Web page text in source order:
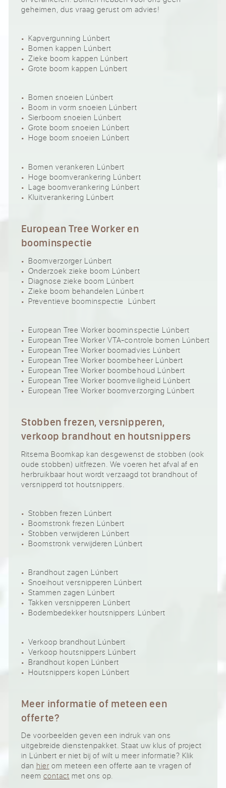
geheimen, dus vraag gerust om advies!
Kapvergunning Lúnbert
Bomen kappen Lúnbert
Zieke boom kappen Lúnbert
Grote boom kappen Lúnbert
Bomen snoeien Lúnbert
Boom in vorm snoeien Lúnbert
Sierboom snoeien Lúnbert
Grote boom snoeien Lúnbert
Hoge boom snoeien Lúnbert
Bomen verankeren Lúnbert
Hoge boomverankering Lúnbert
Lage boomverankering Lúnbert
Kluitverankering Lúnbert
European Tree Worker en
boominspectie
Boomverzorger Lúnbert
Onderzoek zieke boom Lúnbert
Diagnose zieke boom Lúnbert
Zieke boom behandelen Lúnbert
Preventieve boominspectie Lúnbert
European Tree Worker boominspectie Lúnbert
European Tree Worker VTA-controle bomen Lúnbert
European Tree Worker boomadvies Lúnbert
European Tree Worker boombeheer Lúnbert
European Tree Worker boombehoud Lúnbert
European Tree Worker boomveiligheid Lúnbert
European Tree Worker boomverzorging Lúnbert
Stobben frezen, versnipperen,
verkoop brandhout en houtsnippers
Ritsema Boomkap kan desgewenst de stobben (ook
oude stobben) uitfrezen. We voeren het afval af en
herbruikbaar hout wordt verzaagd tot brandhout of
versnipperd tot houtsnippers.
Stobben frezen Lúnbert
Boomstronk frezen Lúnbert
Stobben verwijderen Lúnbert
Boomstronk verwijderen Lúnbert
Brandhout zagen Lúnbert
Snoeihout versnipperen Lúnbert
Stammen zagen Lúnbert
Takken versnipperen Lúnbert
Bodembedekker houtsnippers Lúnbert
Verkoop brandhout Lúnbert
Verkoop houtsnippers Lúnbert
Brandhout kopen Lúnbert
Houtsnippers kopen Lúnbert
Meer informatie of meteen een
offerte?
De voorbeelden geven een indruk van ons
uitgebreide dienstenpakket. Staat uw klus of project
in Lúnbert er niet bij of wilt u meer informatie? Klik
dan hierom meteen een offerte aan te vragen of
neem contact met ons op.